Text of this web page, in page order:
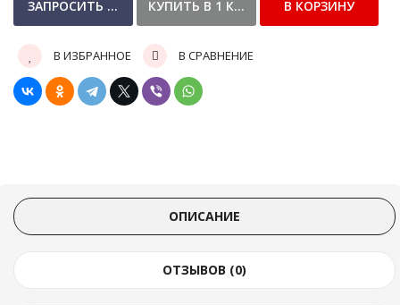
В ИЗБРАННОЕ В СРАВНЕНИЕ
ОПИСАНИЕ
ОТЗЫВОВ (0)